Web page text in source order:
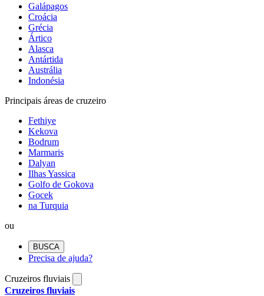
Galápagos
Croácia
Grécia
Ártico
Alasca
Antártida
Austrália
Indonésia
Principais áreas de cruzeiro
Fethiye
Kekova
Bodrum
Marmaris
Dalyan
Ilhas Yassica
Golfo de Gokova
Gocek
na Turquia
ou
BUSCA
Precisa de ajuda?
Cruzeiros fluviais
Cruzeiros fluviais